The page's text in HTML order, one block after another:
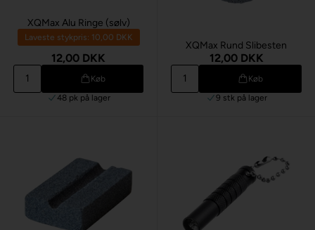
XQMax Alu Ringe (sølv)
Laveste stykpris: 10,00 DKK
12,00 DKK
Køb
48 pk på lager
XQMax Rund Slibesten
12,00 DKK
Køb
9 stk på lager